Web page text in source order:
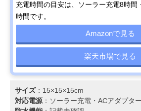
充電時間の目安は、ソーラー充電8時間
時間です。
Amazonで見る
楽天市場で見る
サイズ：15×15×15cm
対応電源：‎ソーラー充電‎・ACアダプタ